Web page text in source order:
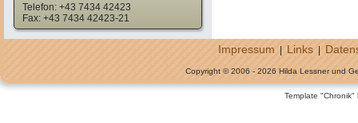
Telefon: +43 7434 42423
Fax: +43 7434 42423-21
Impressum|Links|
Copyright © 2006 - 2026 Hilda Lessner und
Template